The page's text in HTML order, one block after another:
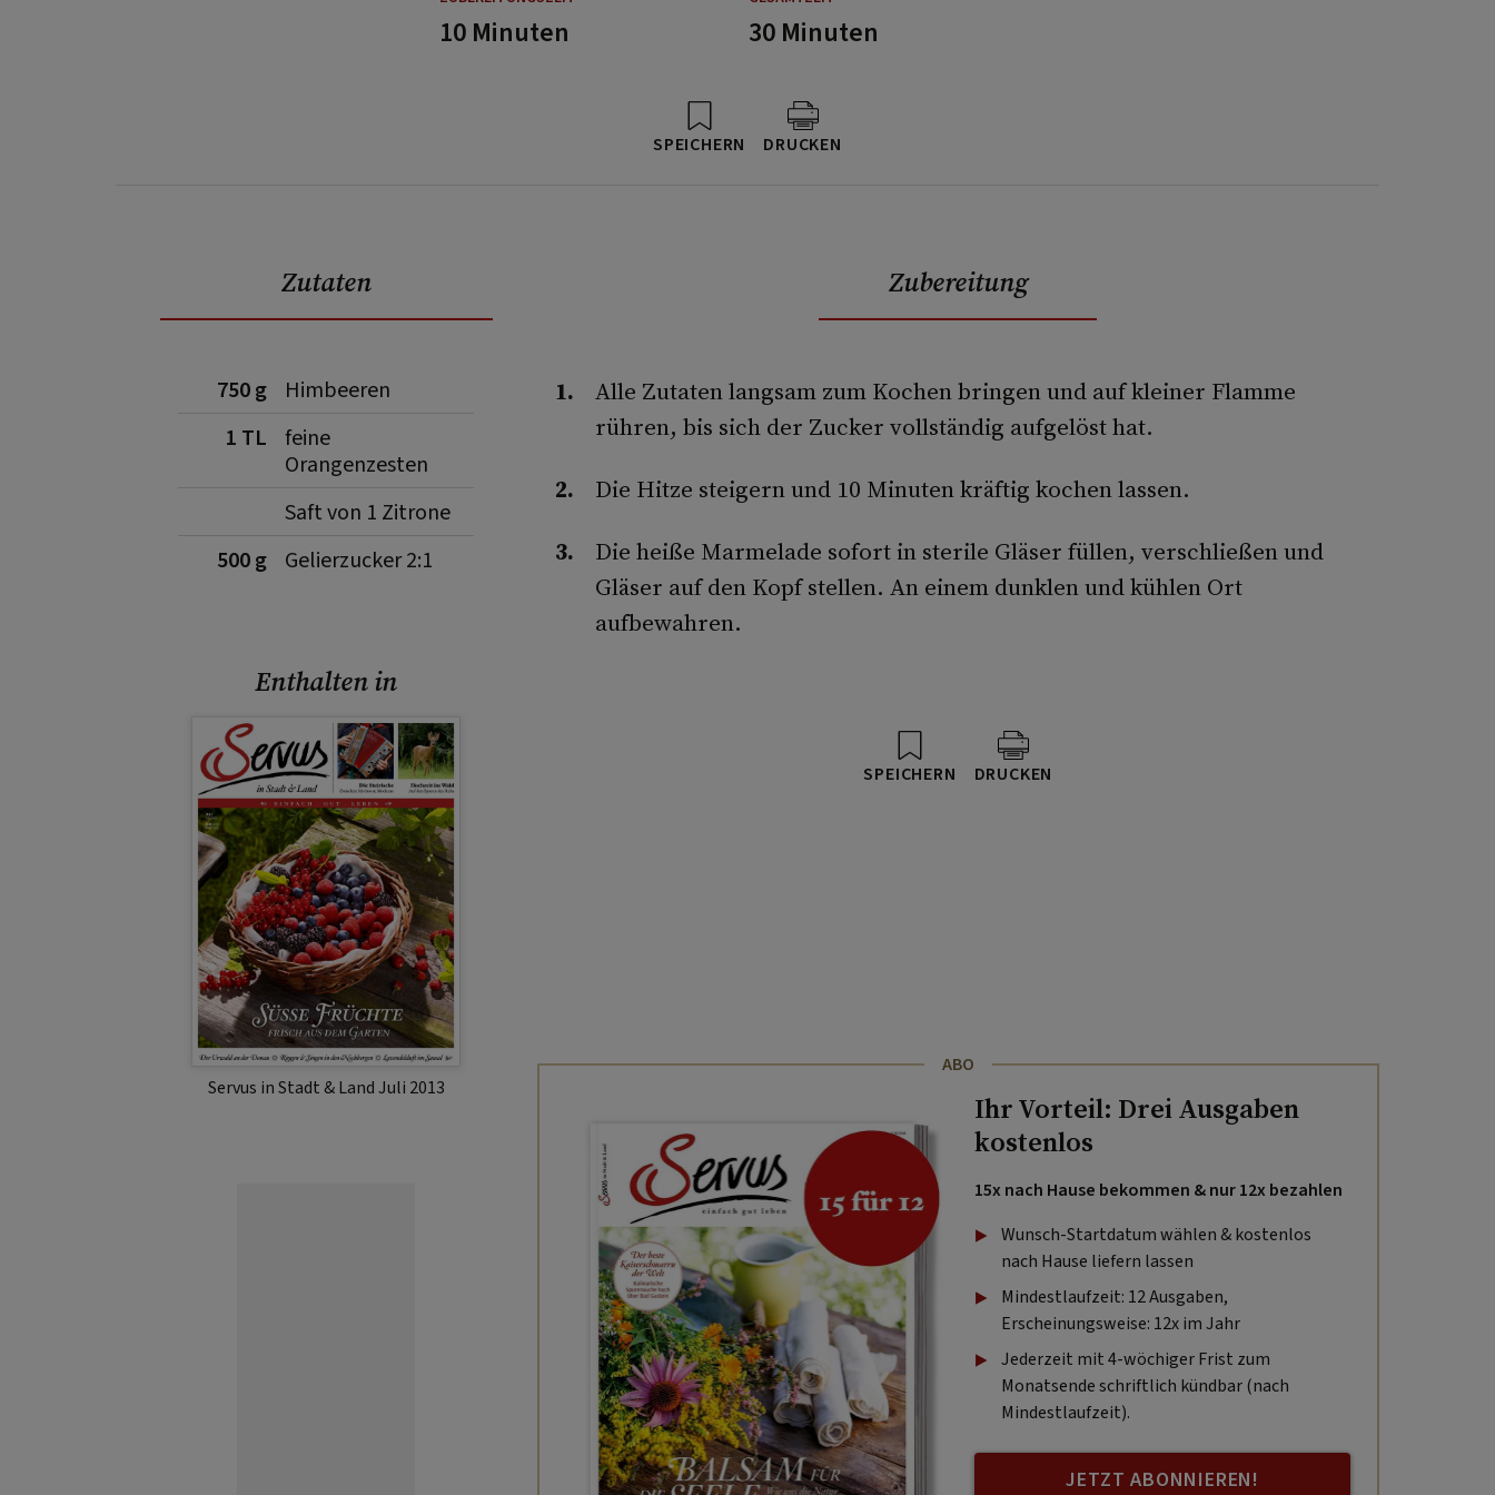
10 Minuten 30 Minuten
SPEICHERN DRUCKEN
Zutaten
750 g
Himbeeren
1 TL
feine
Orangenzesten
Saft von 1 Zitrone
500 g
Gelierzucker 2:1
Enthalten in
Servus in Stadt & Land Juli 2013
Zubereitung
Alle Zutaten langsam zum Kochen bringen und auf kleiner Flamme
rühren, bis sich der Zucker vollständig aufgelöst hat.
Die Hitze steigern und 10 Minuten kräftig kochen lassen.
Die heiße Marmelade sofort in sterile Gläser füllen, verschließen und
Gläser auf den Kopf stellen. An einem dunklen und kühlen Ort
aufbewahren.
SPEICHERN DRUCKEN
ABO
Ihr Vorteil: Drei Ausgaben
kostenlos
15x nach Hause bekommen & nur 12x bezahlen
Wunsch-Startdatum wählen & kostenlos
nach Hause liefern lassen
Mindestlaufzeit: 12 Ausgaben,
Erscheinungsweise: 12x im Jahr
Jederzeit mit 4-wöchiger Frist zum
Monatsende schriftlich kündbar (nach
Mindestlaufzeit).
JETZT ABONNIEREN!